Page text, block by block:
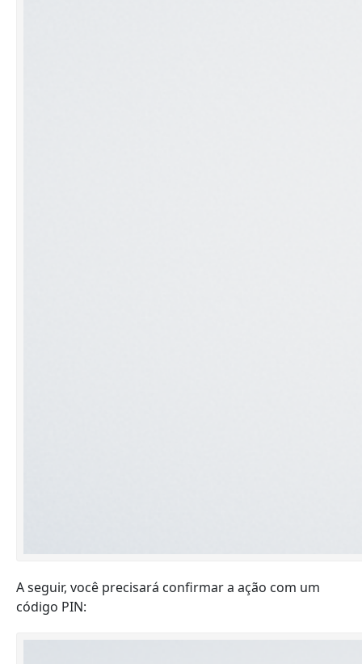
A seguir, você precisará confirmar a ação com um
código PIN: